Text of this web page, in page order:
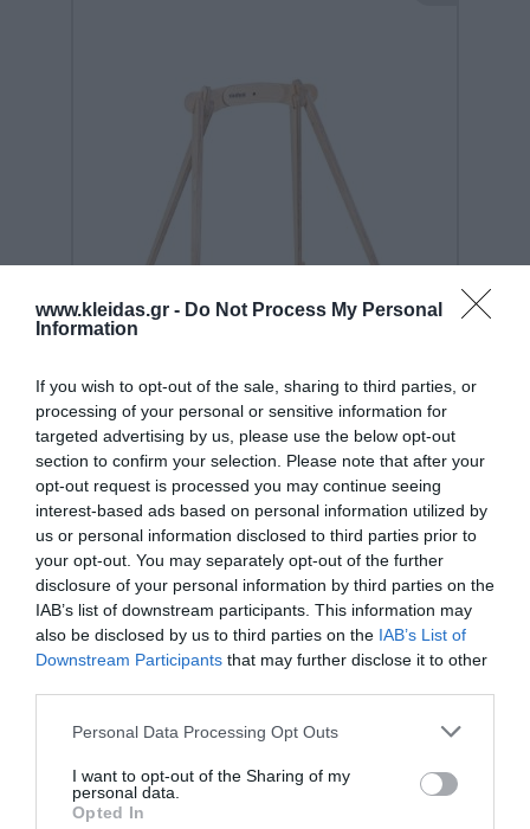
www.kleidas.gr - Do Not Process My Personal
Information
If you wish to opt-out of the sale, sharing to third parties, or
processing of your personal or sensitive information for
targeted advertising by us, please use the below opt-out
section to confirm your selection. Please note that after your
opt-out request is processed you may continue seeing
interest-based ads based on personal information utilized by
us or personal information disclosed to third parties prior to
your opt-out. You may separately opt-out of the further
disclosure of your personal information by third parties on the
IAB’s list of downstream participants. This information may
also be disclosed by us to third parties on the IAB’s List of
Downstream Participants that may further disclose it to other
Personal Data Processing Opt Outs
I want to opt-out of the Sharing of my
personal data.
Opted In
048700 Nienhuis Montessori-
Ξύλινη Βάση Δραστηριοτήτων
για Μόμπιλο
Κωδικός: 048700 NIENHUIS MONTESSORI
85,00 €